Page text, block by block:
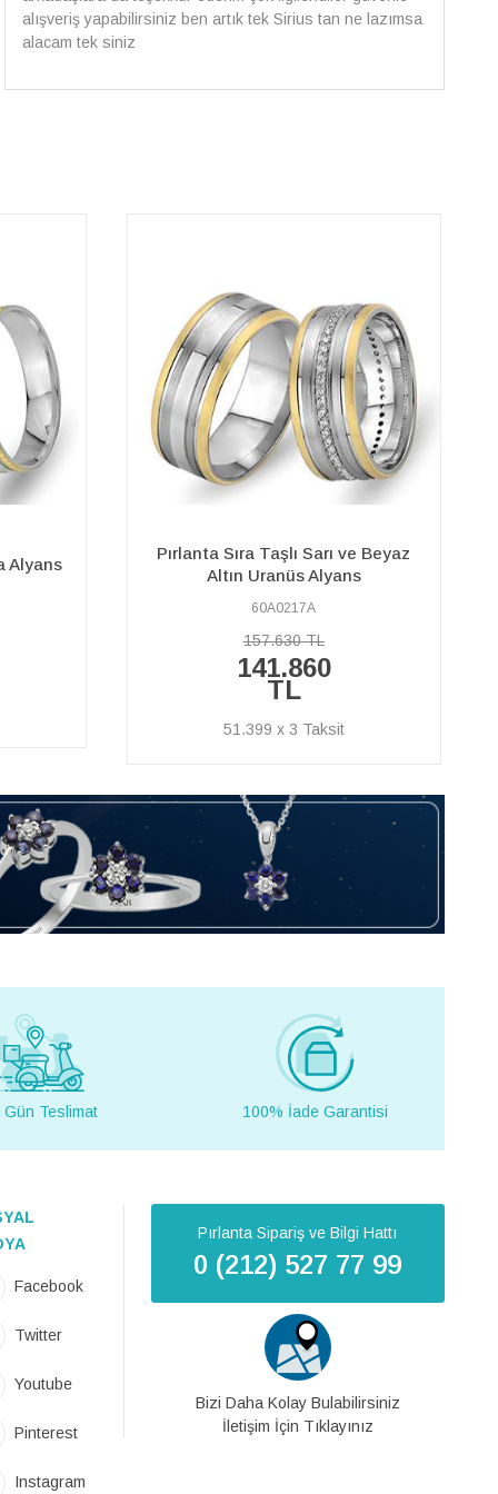
yapilmisti sorunsuz bir sekilde pirlantami takiyorum. Yeni
alisveris adresim artik belli.🤩 Tesekkurler Sirius
Pırlanta Tek Taşlı Beyaz Altın Mat
Klasik Alyans
60A0138A
65.180 TL
58.670 TL
Gün Teslimat 100% İade Garantisi
Facebook
Twitter
Youtube
Pinterest
Instagram
Pırlanta Sipariş ve Bilgi Hattı
0 (212) 527 77 99
Bizi Daha Kolay Bulabilirsiniz
İletişim İçin Tıklayınız